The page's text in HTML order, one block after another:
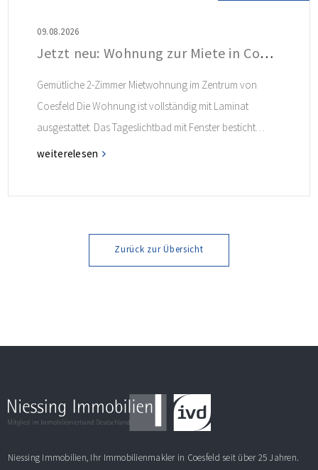
09.08.2026
Jetzt neu: Wohnung zur Miete in Coesfeld
Gemütliche 2-Zimmer Mietwohnung im Zentrum von
Coesfeld Die Wohnung ist vollständig mit Laminat
ausgestattet. Das Tageslichtbad mit Fenster besticht
durch seinen charmanten Retro-Look. Ein
weiterelesen
Zurück zur Übersicht
Niessing Immobilien, Ihr Immobilienmakler in Coesfeld seit über 25 Jahren.